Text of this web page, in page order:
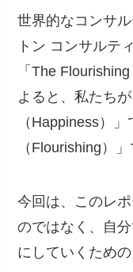
世界的なコンサ
トン コンサルテ
「The
よると、私たち
（Happiness）
（Flourishing）
今回は、このレ
のではなく、自
にしていくため